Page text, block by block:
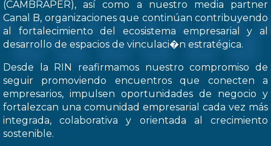
(CAMBRAPER), así como a nuestro media partner
Canal B, organizaciones que continúan contribuyendo
al fortalecimiento del ecosistema empresarial y al
desarrollo de espacios de vinculaci�n estratégica.
Desde la RIN reafirmamos nuestro compromiso de
seguir promoviendo encuentros que conecten a
empresarios, impulsen oportunidades de negocio y
fortalezcan una comunidad empresarial cada vez más
integrada, colaborativa y orientada al crecimiento
sostenible.